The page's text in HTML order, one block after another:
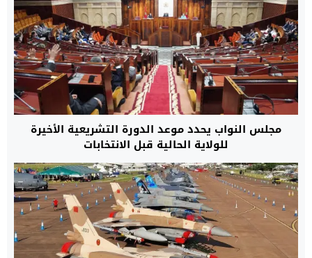
مجلس النواب يحدد موعد الدورة التشريعية الأخيرة
للولاية الحالية قبل الانتخابات